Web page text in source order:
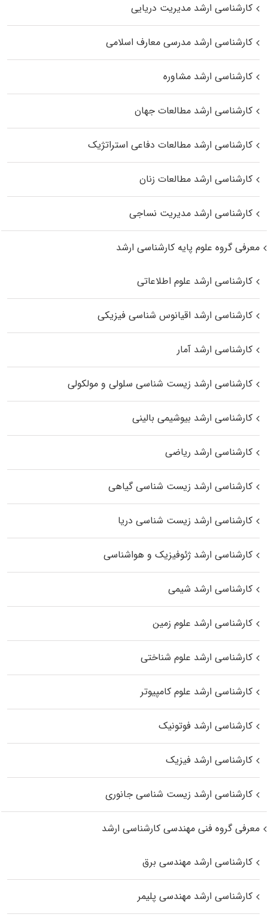
کارشناسی ارشد مدیریت دریایی
کارشناسی ارشد مدرسی معارف اسلامی
کارشناسی ارشد مشاوره
کارشناسی ارشد مطالعات جهان
کارشناسی ارشد مطالعات دفاعی استراتژیک
کارشناسی ارشد مطالعات زنان
کارشناسی ارشد مدیریت نساجی
معرفی گروه علوم پایه کارشناسی ارشد
کارشناسی ارشد علوم اطلاعاتی
کارشناسی ارشد اقیانوس‌ شناسی فیزیکی
کارشناسی ارشد آمار
کارشناسی ارشد زیست شناسی سلولی و مولکولی
کارشناسی ارشد بیوشیمی بالینی
کارشناسی ارشد ریاضی
کارشناسی ارشد زیست‌ شناسی گیاهی
کارشناسی ارشد زیست‌ شناسی دریا
کارشناسی ارشد ژئوفیزیک و هواشناسی
کارشناسی ارشد شیمی
کارشناسی ارشد علوم زمین
کارشناسی ارشد علوم شناختی
کارشناسی ارشد علوم کامپیوتر
کارشناسی ارشد فوتونیک
کارشناسی ارشد فیزیک
کارشناسی ارشد زیست‌ شناسی جانوری
معرفی گروه فنی مهندسی کارشناسی ارشد
کارشناسی ارشد مهندسی برق
کارشناسی ارشد مهندسی پلیمر